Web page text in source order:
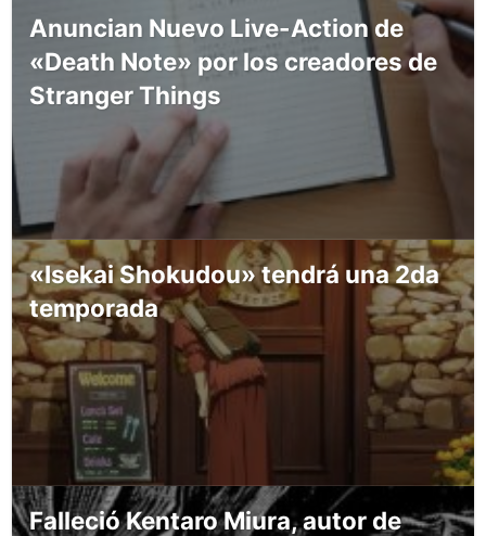
Anuncian Nuevo Live-Action de
«Death Note» por los creadores de
Stranger Things
«Isekai Shokudou» tendrá una 2da
temporada
Falleció Kentaro Miura, autor de